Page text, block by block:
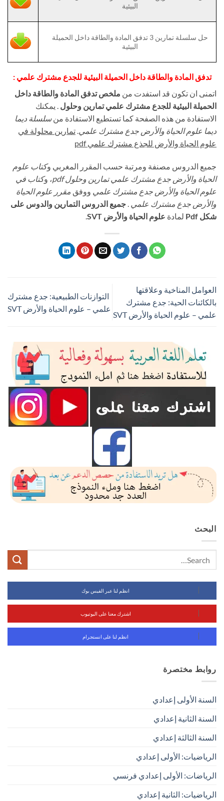
البيئية
حل سلسلة تمارين 3 تدفق المادة والطاقة داخل الحميلة
البيئية
تدفق المادة والطاقة داخل الحميلة البيئية للجدع مشترك علمي :
اتمنى ان تكون قد استفدت من ملخص تدفق المادة والطاقة داخل
الحميلة البيئية للجدع مشترك علمي تمارين وحلول . يمكنك
الاستفادة من هذه الصفحة كما تستطيع الاستفادة منسلسلة ديما
ديما علوم الحياة والأرض جدع مشترك علمي.تمارين محلولة في
علوم الحياة والأرض للجذع مشترك علمي pdf
جميع الدروس مصنفة ومرتبة حسب المقرر المغربي وكتاب علوم
الحياة والأرض جدع مشترك علمي تمارين وحلول pdf
، وكتاب في
علوم الحياة والأرض جدع مشترك علمي ووفق مقرر علوم الحياة
والأرض جدع مشترك علمي .جميع الدروس التمارين والدوس على
شكل Pdf
لمادة علوم الحياة والأرض SVT
.
العوامل المناخية وعلاقتها
بالكائنات الحية: جدع مشترك
علمي – علوم الحياة والأرض SVT
التوازنات الطبيعية: جدع مشترك
علمي – علوم الحياة والأرض SVT
البحث
انظم لنا عبر الفيس بوك
اشترك معنا على اليوتيوب
انظم لنا على انستجرام
روابط مختصرة
السنة الأولى إعدادي
السنة الثانية إعدادي
السنة الثالثة إعدادي
الرياضيات: الأولى إعدادي
الرياضات: الأولى إعدادي فرنسي
الرياضيات: الثانية إعدادي